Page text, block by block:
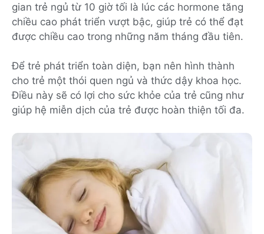
gian trẻ ngủ từ 10 giờ tối là lúc các hormone tăng
chiều cao phát triển vượt bậc, giúp trẻ có thể đạt
được chiều cao trong những năm tháng đầu tiên.
Để trẻ phát triển toàn diện, bạn nên hình thành
cho trẻ một thói quen ngủ và thức dậy khoa học.
Điều này sẽ có lợi cho sức khỏe của trẻ cũng như
giúp hệ miễn dịch của trẻ được hoàn thiện tối đa.